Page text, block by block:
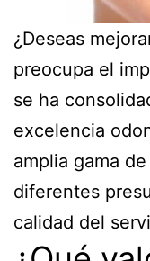
¿Deseas
preocupa el
se ha
excelencia
amplia gama
diferentes
calidad del